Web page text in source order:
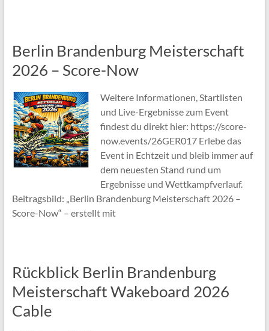
Berlin Brandenburg Meisterschaft
2026 – Score-Now
Weitere Informationen, Startlisten
und Live-Ergebnisse zum Event
findest du direkt hier: https://score-
now.events/26GER017 Erlebe das
Event in Echtzeit und bleib immer auf
dem neuesten Stand rund um
Ergebnisse und Wettkampfverlauf.
Beitragsbild: „Berlin Brandenburg Meisterschaft 2026 –
Score-Now“ – erstellt mit
Rückblick Berlin Brandenburg
Meisterschaft Wakeboard 2026
Cable